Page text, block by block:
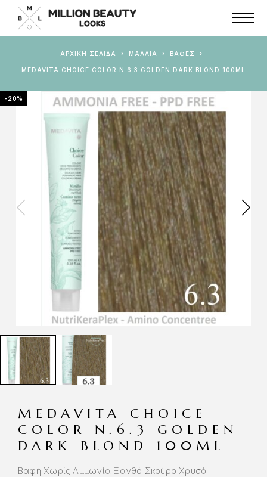
ΑΡΧΙΚΉ ΣΕΛΊΔΑ ΜΑΛΛΙΑ ΒΑΦΈΣ
MEDAVITA CHOICE COLOR N.6.3 GOLDEN DARK BLOND 100ML
-20%
MEDAVITA CHOICE
COLOR N.6.3 GOLDEN
DARK BLOND 100ML
Βαφή Χωρίς Αμμωνία Ξανθό Σκούρο Χρυσό